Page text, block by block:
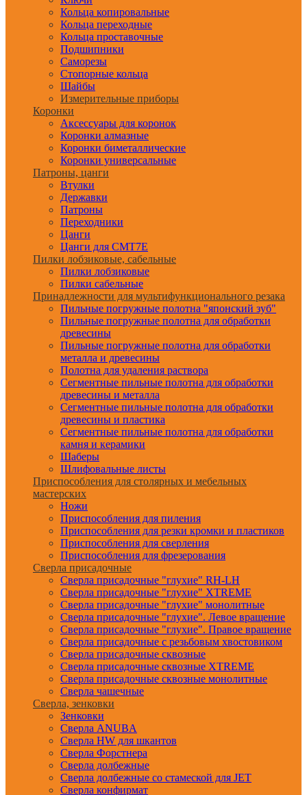
Кольца копировальные
Кольца переходные
Кольца проставочные
Подшипники
Саморезы
Стопорные кольца
Шайбы
Измерительные приборы
Коронки
Аксессуары для коронок
Коронки алмазные
Коронки биметаллические
Коронки универсальные
Патроны, цанги
Втулки
Державки
Патроны
Переходники
Цанги
Цанги для CMT7E
Пилки лобзиковые, сабельные
Пилки лобзиковые
Пилки сабельные
Принадлежности для мультифункционального резака
Пильные погружные полотна "японский зуб"
Пильные погружные полотна для обработки
древесины
Пильные погружные полотна для обработки
металла и древесины
Полотна для удаления раствора
Сегментные пильные полотна для обработки
древесины и металла
Сегментные пильные полотна для обработки
древесины и пластика
Сегментные пильные полотна для обработки
камня и керамики
Шаберы
Шлифовальные листы
Приспособления для столярных и мебельных
мастерских
Ножи
Приспособления для пиления
Приспособления для резки кромки и пластиков
Приспособления для сверления
Приспособления для фрезерования
Сверла присадочные
Сверла присадочные "глухие" RH-LH
Сверла присадочные "глухие" XTREME
Сверла присадочные "глухие" монолитные
Сверла присадочные "глухие". Левое вращение
Сверла присадочные "глухие". Правое вращение
Сверла присадочные с резьбовым хвостовиком
Сверла присадочные сквозные
Сверла присадочные сквозные XTREME
Сверла присадочные сквозные монолитные
Сверла чашечные
Сверла, зенковки
Зенковки
Сверла ANUBA
Сверла HW для шкантов
Сверла Форстнера
Сверла долбежные
Сверла долбежные со стамеской для JET
Сверла конфирмат